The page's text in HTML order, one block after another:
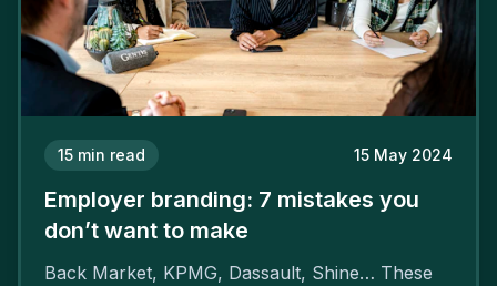
15 min read 15 May 2024
Employer branding: 7 mistakes you
don’t want to make
Back Market, KPMG, Dassault, Shine… These